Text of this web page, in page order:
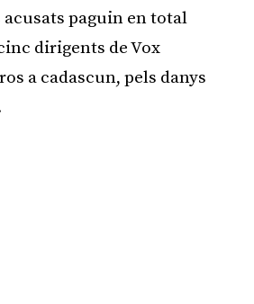
acusats paguin en total
dirigents de Vox
a cadascun, pels danys